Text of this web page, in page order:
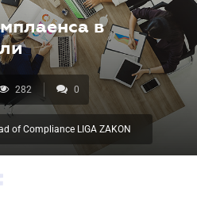
в
282 0
of Compliance LIGA ZAKON